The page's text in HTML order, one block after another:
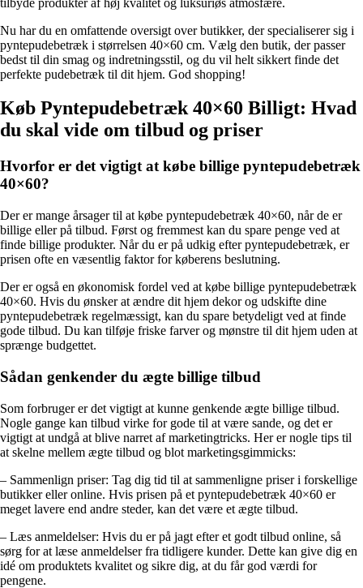
Nu har du en omfattende oversigt over butikker, der specialiserer sig i
pyntepudebetræk i størrelsen 40×60 cm. Vælg den butik, der passer
bedst til din smag og indretningsstil, og du vil helt sikkert finde det
perfekte pudebetræk til dit hjem. God shopping!
Køb Pyntepudebetræk 40×60 Billigt: Hvad
du skal vide om tilbud og priser
Hvorfor er det vigtigt at købe billige pyntepudebetræk
40×60?
Der er mange årsager til at købe pyntepudebetræk 40×60, når de er
billige eller på tilbud. Først og fremmest kan du spare penge ved at
finde billige produkter. Når du er på udkig efter pyntepudebetræk, er
prisen ofte en væsentlig faktor for køberens beslutning.
Der er også en økonomisk fordel ved at købe billige pyntepudebetræk
40×60. Hvis du ønsker at ændre dit hjem dekor og udskifte dine
pyntepudebetræk regelmæssigt, kan du spare betydeligt ved at finde
gode tilbud. Du kan tilføje friske farver og mønstre til dit hjem uden at
sprænge budgettet.
Sådan genkender du ægte billige tilbud
Som forbruger er det vigtigt at kunne genkende ægte billige tilbud.
Nogle gange kan tilbud virke for gode til at være sande, og det er
vigtigt at undgå at blive narret af marketingtricks. Her er nogle tips til
at skelne mellem ægte tilbud og blot marketingsgimmicks:
– Sammenlign priser: Tag dig tid til at sammenligne priser i forskellige
butikker eller online. Hvis prisen på et pyntepudebetræk 40×60 er
meget lavere end andre steder, kan det være et ægte tilbud.
– Læs anmeldelser: Hvis du er på jagt efter et godt tilbud online, så
sørg for at læse anmeldelser fra tidligere kunder. Dette kan give dig en
idé om produktets kvalitet og sikre dig, at du får god værdi for
pengene.